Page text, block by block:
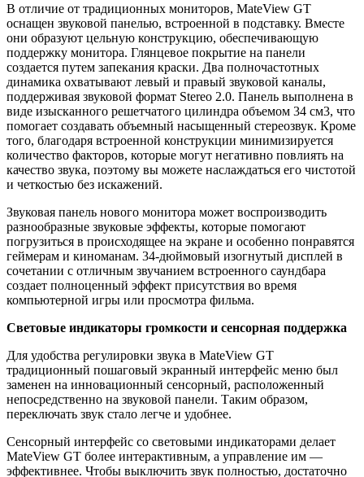
В отличие от традиционных мониторов, MateView GT
оснащен звуковой панелью, встроенной в подставку. Вместе
они образуют цельную конструкцию, обеспечивающую
поддержку монитора. Глянцевое покрытие на панели
создается путем запекания краски. Два полночастотных
динамика охватывают левый и правый звуковой каналы,
поддерживая звуковой формат Stereo 2.0. Панель выполнена в
виде изысканного решетчатого цилиндра объемом 34 см3, что
помогает создавать объемный насыщенный стереозвук. Кроме
того, благодаря встроенной конструкции минимизируется
количество факторов, которые могут негативно повлиять на
качество звука, поэтому вы можете наслаждаться его чистотой
и четкостью без искажений.
Звуковая панель нового монитора может воспроизводить
разнообразные звуковые эффекты, которые помогают
погрузиться в происходящее на экране и особенно понравятся
геймерам и киноманам. 34-дюймовый изогнутый дисплей в
сочетании с отличным звучанием встроенного саундбара
создает полноценный эффект присутствия во время
компьютерной игры или просмотра фильма.
Световые индикаторы громкости и сенсорная поддержка
Для удобства регулировки звука в MateView GT
традиционный пошаговый экранный интерфейс меню был
заменен на инновационный сенсорный, расположенный
непосредственно на звуковой панели. Таким образом,
переключать звук стало легче и удобнее.
Сенсорный интерфейс со световыми индикаторами делает
MateView GT более интерактивным, а управление им —
эффективнее. Чтобы выключить звук полностью, достаточно